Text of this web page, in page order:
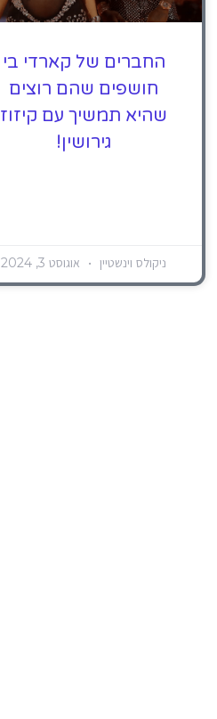
החברים של קארדי בי
חושפים שהם רוצים
שהיא תמשיך עם קיזוז
גירושין!
ניקולס וינשטיין אוגוסט 3, 2024